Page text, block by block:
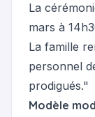
La
mars à
La famille
personnel
prodigués."
Modèle